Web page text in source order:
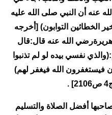
عنه أن النبي صلى الله عليه
الخطائين التوابون) [أخرجه
أبي هريرةرضي الله عنه قال:قال
نفسي بيده لو لم تذنبوا
فيستغفرون الله فيغفر لهم)
.
أفضل الصلاة والتسليم